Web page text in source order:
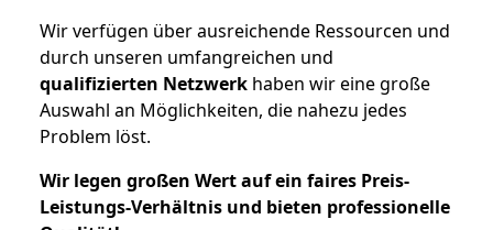
Wir verfügen über ausreichende Ressourcen und
durch unseren umfangreichen und
qualifizierten Netzwerk haben wir eine große
Auswahl an Möglichkeiten, die nahezu jedes
Problem löst.
Wir legen großen Wert auf ein faires Preis-
Leistungs-Verhältnis und bieten professionelle